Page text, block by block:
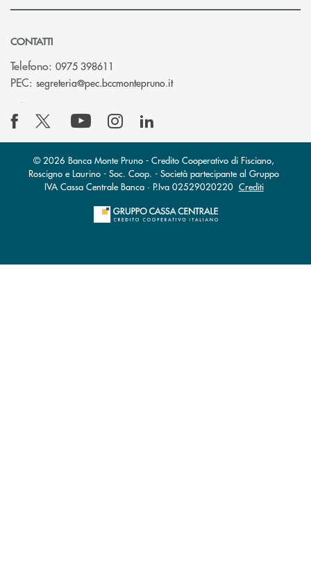
CONTATTI
Telefono: 0975 398611
PEC: segreteria@pec.bccmontepruno.it(si apre l’app di posta
© 2026 Banca Monte Pruno - Credito Cooperativo di Fisciano,
Roscigno e Laurino - Soc. Coop. - Società partecipante al Gruppo
IVA Cassa Centrale Banca · P.Iva 02529020220 Crediti